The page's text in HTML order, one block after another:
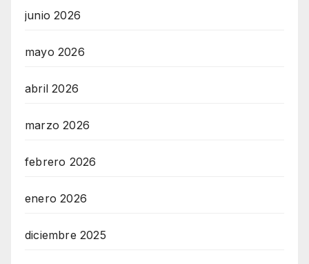
junio 2026
mayo 2026
abril 2026
marzo 2026
febrero 2026
enero 2026
diciembre 2025